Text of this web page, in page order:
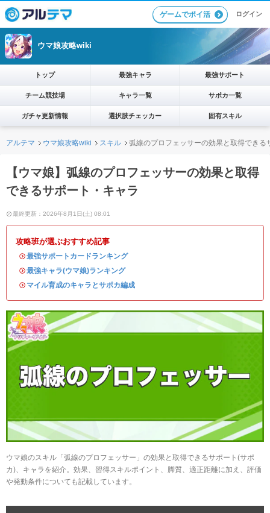
ゲームでポイ活 ログイン
ウマ娘攻略wiki
トップ 最強キャラ 最強サポート
チーム競技場 キャラ一覧 サポカ一覧
ガチャ更新情報 選択肢チェッカー 固有スキル
アルテマ ウマ娘攻略wiki スキル 弧線のプロフェッサーの効果と取得できる
【ウマ娘】弧線のプロフェッサーの効果と取得
できるサポート・キャラ
最終更新：2026年8月1日(土) 08:01
攻略班が選ぶおすすめ記事
・最強サポートカードランキング
・最強キャラ(ウマ娘)ランキング
・ マイル育成のキャラとサポカ編成
ウマ娘のスキル「弧線のプロフェッサー」の効果と取得できるサポート(サポ
カ)、キャラを紹介。効果、習得スキルポイント、脚質、適正距離に加え、評価
や発動条件についても記載しています。